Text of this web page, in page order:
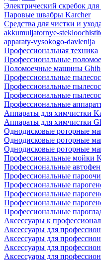
Электрический скребок
Паровые швабры Karcher
Средства для чистки и
akkumuljatornye-
apparaty-vysokogo-davlenija
Профессиональная техника
Профессиональные
Поломоечные машины
Профессиональные
Профессиональные
Профессиональные
Профессиональные
Аппараты для химчистки
Аппараты для химчистки
Однодисковые роторные
Однодисковые роторные
Однодисковые роторные
Профессиональные мойки
Профессиональные
Профессиональные
Профессиональные
Профессиональные
Профессиональные
Профессиональные
Аксессуары к
Аксессуары для
Аксессуары для
Аксессуары для
Аксессуары для